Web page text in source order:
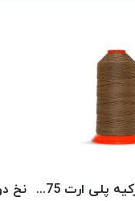
نخ دوخت ترکیه پلی ارت 1575 POLYART